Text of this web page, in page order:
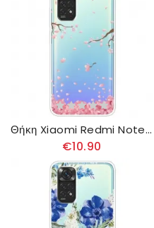
Θήκη Xiaomi Redmi Note 11 / 11S Ανθισμένα Κλαδιά
€10.90